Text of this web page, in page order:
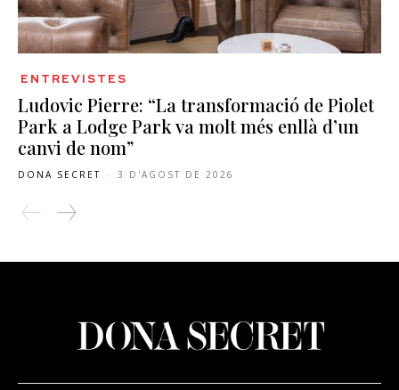
ENTREVISTES
Ludovic Pierre: “La transformació de Piolet
Park a Lodge Park va molt més enllà d’un
canvi de nom”
DONA SECRET - 3 D'AGOST DE 2026